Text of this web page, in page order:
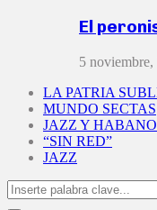
El
5 noviembre,
LA PATRIA
MUNDO SECTAS
JAZZ Y
“SIN RED”
JAZZ
Search
for: